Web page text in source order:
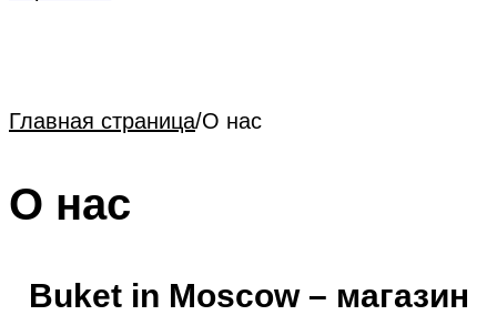
Главная страница/О нас
О нас
Buket in Moscow – магазин